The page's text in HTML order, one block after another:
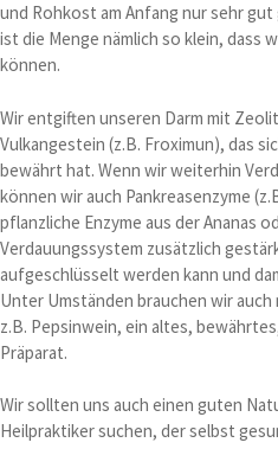
und Rohkost am Anfang nur sehr
ist die Menge nämlich so klein, dass
können.
Wir entgiften unseren Darm mit
Vulkangestein (z.B. Froximun), das
bewährt hat. Wenn wir weiterhin
können wir auch Pankreasenzyme
pflanzliche Enzyme aus der Ananas
Verdauungssystem zusätzlich
aufgeschlüsselt werden kann und
Unter Umständen brauchen wir
z.B. Pepsinwein, ein altes,
Präparat.
Wir sollten uns auch einen guten
Heilpraktiker suchen, der selbst